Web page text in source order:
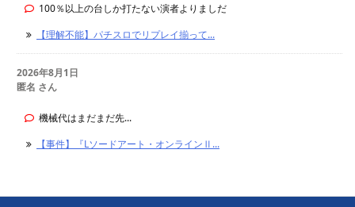
100％以上の台しか打たない演者よりましだ
【理解不能】パチスロでリプレイ揃って...
2026年8月1日
匿名 さん
機械代はまだまだ先...
【事件】『Lソードアート・オンラインⅡ...